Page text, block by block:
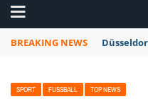
BREAKING NEWS
SPORT FUSSBALL TOP NEWS